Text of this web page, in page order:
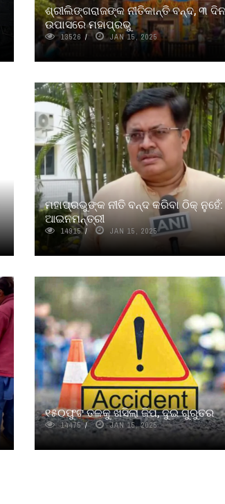
ଶ୍ରୀଲିଙ୍ଗରାଜଙ୍କ ନୀତିକାନ୍ତି ବନ୍ଦ, ୩ ଦିନ
ଉପାସରେ ମହାପ୍ରଭୁ
13526 JAN 15, 2025
ମହାପ୍ରଭୁଙ୍କ ନୀତି ବନ୍ଦ କରିବା ଠିକ୍ ନୁହେଁ:
ଆଇନମନ୍ତ୍ରୀ
14915 JAN 15, 2025
୧୫୦ଫୁଟ ତଳକୁ ଖସିଲା ଜିପ, ଦୁଇ ଗୁରୁତର
14475 JAN 15, 2025